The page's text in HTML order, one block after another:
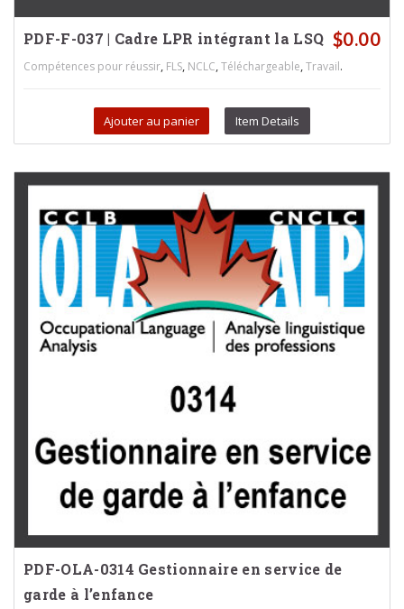
PDF-F-037 | Cadre LPR intégrant la LSQ $0.00
Compétences pour réussir, FLS, NCLC,Téléchargeable,Travail.
Ajouter au panier Item Details
PDF-OLA-0314 Gestionnaire en service de
garde à l’enfance